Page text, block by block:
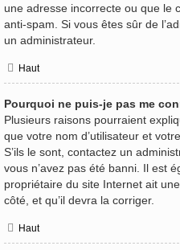
une adresse incorrecte ou que le
anti-spam. Si vous êtes sûr de
un administrateur.
Haut
Pourquoi ne puis-je pas me
Plusieurs raisons pourraient
que votre nom d’utilisateur et
S’ils le sont, contactez un
vous n’avez pas été banni. Il est
propriétaire du site Internet ait
côté, et qu’il devra la corriger.
Haut